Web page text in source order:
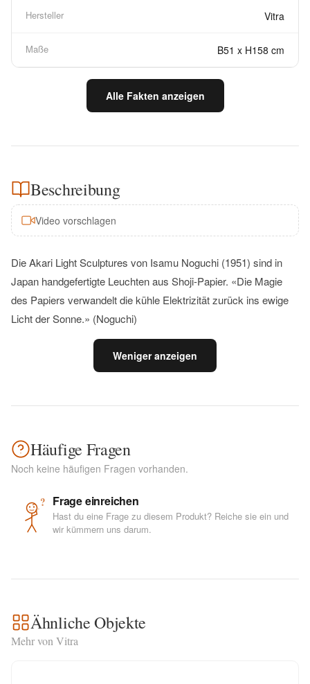
Hersteller Vitra
Maße B51 x H158 cm
Alle Fakten anzeigen
Beschreibung
Video vorschlagen
Die Akari Light Sculptures von Isamu Noguchi (1951) sind in
Japan handgefertigte Leuchten aus Shoji-Papier. «Die Magie
des Papiers verwandelt die kühle Elektrizität zurück ins ewige
Licht der Sonne.» (Noguchi)
Weniger anzeigen
Häufige Fragen
Noch keine häufigen Fragen vorhanden.
? Frage einreichen
Hast du eine Frage zu diesem Produkt? Reiche sie ein und
wir kümmern uns darum.
Ähnliche Objekte
Mehr von Vitra